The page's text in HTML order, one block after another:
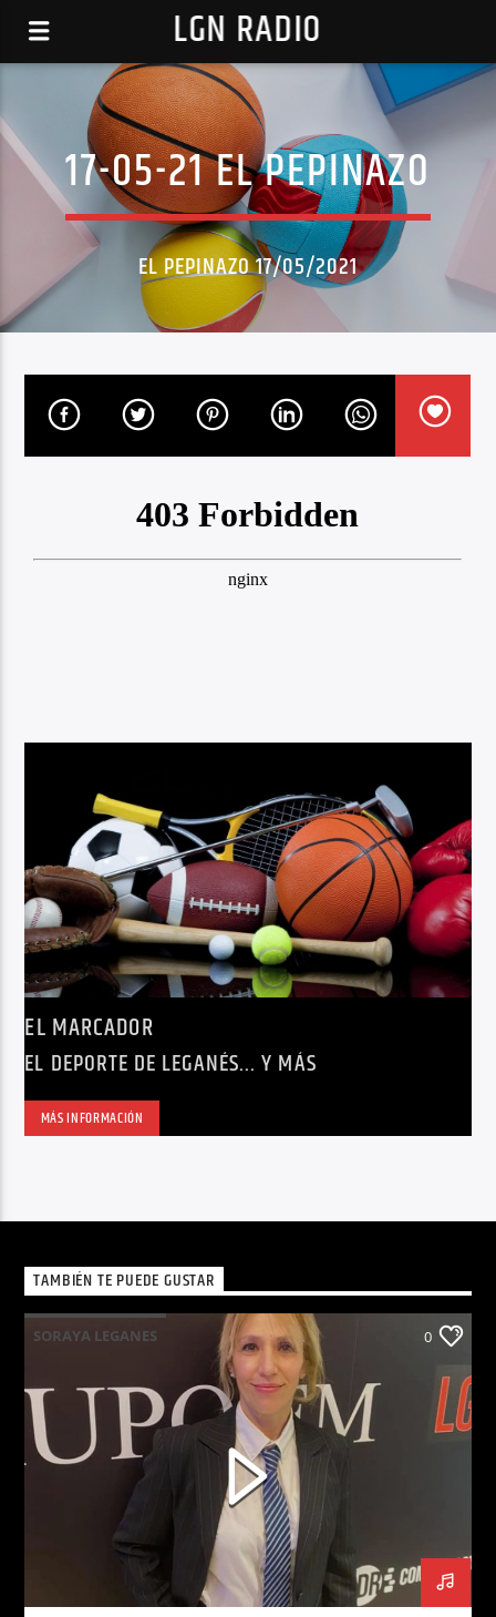
LGN RADIO
17-05-21 EL PEPINAZO
EL PEPINAZO 17/05/2021
EL MARCADOR
EL DEPORTE DE LEGANÉS... Y MÁS
MÁS INFORMACIÓN
TAMBIÉN TE PUEDE GUSTAR
SORAYA LEGANES 0